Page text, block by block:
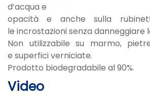
d’acqua e
opacità e anche sulla
le incrostazioni senza danneggiare
Non utilizzabile su marmo,
e superfici verniciate.
Prodotto biodegradabile al 90%.
Video